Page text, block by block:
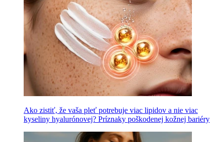
Ako zistiť, že vaša pleť potrebuje viac lipidov a nie viac
kyseliny hyalurónovej? Príznaky poškodenej kožnej bariéry